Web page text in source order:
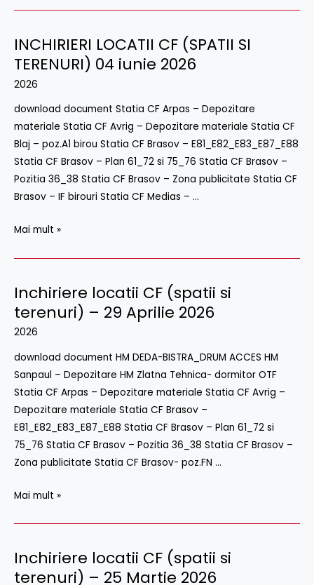
INCHIRIERI LOCATII CF (SPATII SI
TERENURI) 04 iunie 2026
2026
download document Statia CF Arpas – Depozitare
materiale Statia CF Avrig – Depozitare materiale Statia CF
Blaj – poz.A1 birou Statia CF Brasov – E81_E82_E83_E87_E88
Statia CF Brasov – Plan 61_72 si 75_76 Statia CF Brasov –
Pozitia 36_38 Statia CF Brasov – Zona publicitate Statia CF
Brasov – IF birouri Statia CF Medias – …
INCHIRIERI
LOCATII
CF
SI
TERENURI)
04
iunie
2026
Mai mult »
Inchiriere locatii CF (spatii si
terenuri) – 29 Aprilie 2026
2026
download document HM DEDA-BISTRA_DRUM ACCES HM
Sanpaul – Depozitare HM Zlatna Tehnica- dormitor OTF
Statia CF Arpas – Depozitare materiale Statia CF Avrig –
Depozitare materiale Statia CF Brasov –
E81_E82_E83_E87_E88 Statia CF Brasov – Plan 61_72 si
75_76 Statia CF Brasov – Pozitia 36_38 Statia CF Brasov –
Zona publicitate Statia CF Brasov- poz.FN …
Inchiriere
locatii
CF
si
terenuri)
–
29
Aprilie
2026
Mai mult »
Inchiriere locatii CF (spatii si
terenuri) – 25 Martie 2026